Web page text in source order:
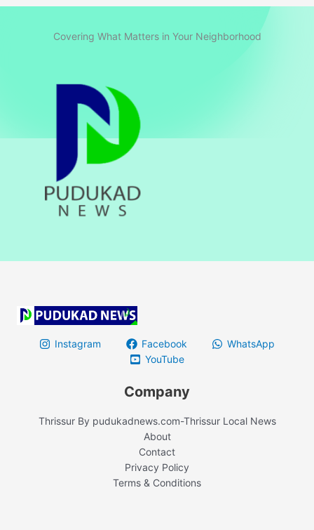
Covering What Matters in Your Neighborhood
Instagram Facebook
WhatsApp
YouTube
Company
Thrissur By pudukadnews.com-Thrissur Local News
About
Contact
Privacy Policy
Terms & Conditions